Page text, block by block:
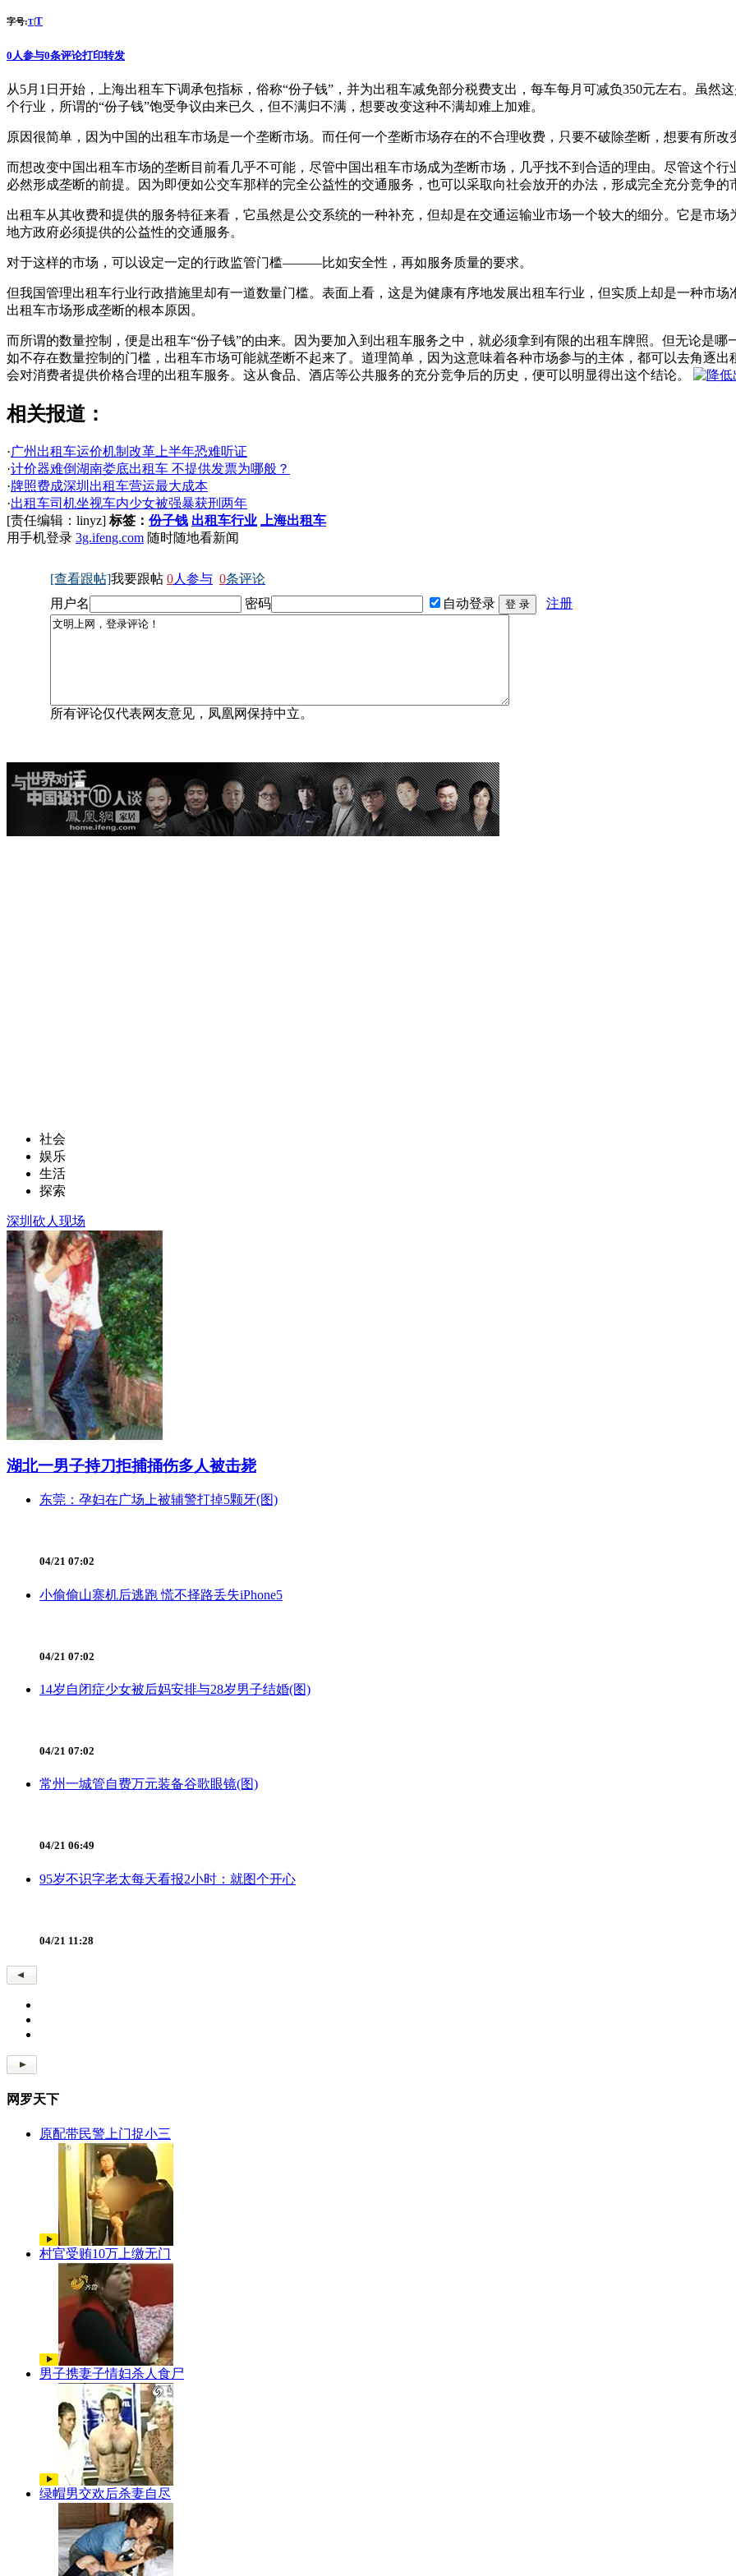
字号:T|T
0 人参与0条评论打印转发
从5月1日开始，上海出租车下调承包指标，俗称“份子钱”，并为出租车减免部分税费支出，每车每月可减负350元左右。虽然
个行业，所谓的“份子钱”饱受争议由来已久，但不满归不满，想要改变这种不满却难上加难。
原因很简单，因为中国的出租车市场是一个垄断市场。而任何一个垄断市场存在的不合理收费，只要不破除垄断，想要有所改
而想改变中国出租车市场的垄断目前看几乎不可能，尽管中国出租车市场成为垄断市场，几乎找不到合适的理由。尽管这个
必然形成垄断的前提。因为即便如公交车那样的完全公益性的交通服务，也可以采取向社会放开的办法，形成完全充分竞争的
出租车从其收费和提供的服务特征来看，它虽然是公交系统的一种补充，但却是在交通运输业市场一个较大的细分。它是市
地方政府必须提供的公益性的交通服务。
对于这样的市场，可以设定一定的行政监管门槛———比如安全性，再如服务质量的要求。
但我国管理出租车行业行政措施里却有一道数量门槛。表面上看，这是为健康有序地发展出租车行业，但实质上却是一种市
出租车市场形成垄断的根本原因。
而所谓的数量控制，便是出租车“份子钱”的由来。因为要加入到出租车服务之中，就必须拿到有限的出租车牌照。但无论是
如不存在数量控制的门槛，出租车市场可能就垄断不起来了。道理简单，因为这意味着各种市场参与的主体，都可以去角逐
会对消费者提供价格合理的出租车服务。这从食品、酒店等公共服务的充分竞争后的历史，便可以明显得出这个结论。
相关报道：
·广州出租车运价机制改革上半年恐难听证
·计价器难倒湖南娄底出租车 不提供发票为哪般？
·牌照费成深圳出租车营运最大成本
·出租车司机坐视车内少女被强暴获刑两年
[责任编辑：linyz] 标签： 份子钱 出租车行业
上海出租车
用手机登录 3g.ifeng.com 随时随地看新闻
[查看跟帖]我要跟帖 0人参与 0条评论
用户名
密码 自动登录 注册
所有评论仅代表网友意见，凤凰网保持中立。
社会
娱乐
生活
探索
深圳砍人现场
湖北一男子持刀拒捕捅伤多人被击毙
东莞：孕妇在广场上被辅警打掉5颗牙(图)
04/21 07:02
小偷偷山寨机后逃跑 慌不择路丢失iPhone5
04/21 07:02
14岁自闭症少女被后妈安排与28岁男子结婚(图)
04/21 07:02
常州一城管自费万元装备谷歌眼镜(图)
04/21 06:49
95岁不识字老太每天看报2小时：就图个开心
04/21 11:28
网罗天下
原配带民警上门捉小三
村官受贿10万上缴无门
男子携妻子情妇杀人食尸
绿帽男交欢后杀妻自尽